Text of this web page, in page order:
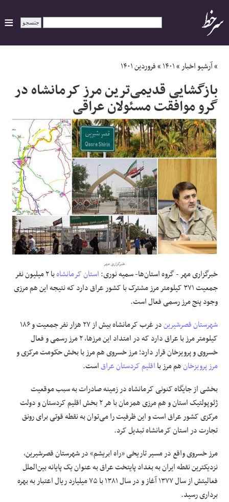
ایران
سیاسی
اقتصاد
ورزشی
اجتماعی
حوادث
علوم و فن آوری
فرهنگی و هنری
مقالات
»آرشیو اخبار»۱۴۰۱»فروردین ۱۴۰۱
بازگشایی قدیمی‌ترین مرز کرمانشاه در
گرو موافقت مسئولان عراقی
خبرگزاری مهر
خبرگزاری مهر - گروه استان‌ها- سمیه نوری:استان کرمانشاه
با ۲ میلیون نفر
جمعیت ۳۷۱ کیلومتر مرز مشترک با کشور عراق دارد که نتیجه این هم مرزی
وجود پنج مرز رسمی فعال است.
شهرستان قصرشیرین
در غرب کرمانشاه بیش از ۲۷ هزار نفر جمعیت و ۱۸۶
کیلومتر مرز با عراق دارد که در امتداد این مرزها، ۲ مرز رسمی و فعال
خسروی و پرویزخان قرار دارد؛ مرز خسروی هم مرز با بخش حکومت مرکزی و
مرز پرویزخانهم مرز بااقلیم کردستان عراقاست.
بخشی از جایگاه کنونی کرمانشاه در زمینه صادرات به سبب موقعیت
ژئوپولتیک استان و هم مرزی همزمان با هر ۲ بخش اقلیم کردستان و دولت
مرکزی کشور عراق است و این ظرفیت را می‌توان به نقطه قوتی برای رونق
تجارت در استان کرمانشاه تبدیل کرد.
مرز خسروی واقع درمسیرتاریخی «راه ابریشم» در شهرستان قصرشیرین،
نزدیکتریننقطه ایران به بغداد پایتخت عراق به عنوان یک پایانه بین‌الملل
فعالیتش از سال ۱۳۷۷ آغاز و در سال ۱۳۸۱ با ۷۵ میلیارد ریال اعتبار به بهره
برداری رسید.